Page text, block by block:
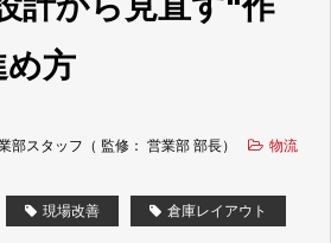
め方
部スタッフ（ 監修： 営業部 部長）
物流
現場改善 倉庫レイアウト